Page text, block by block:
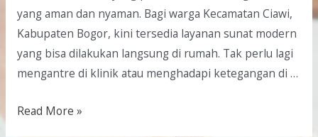
yang aman dan nyaman. Bagi warga Kecamatan Ciawi,
Kabupaten Bogor, kini tersedia layanan sunat modern
yang bisa dilakukan langsung di rumah. Tak perlu lagi
mengantre di klinik atau menghadapi ketegangan di …
Read More »